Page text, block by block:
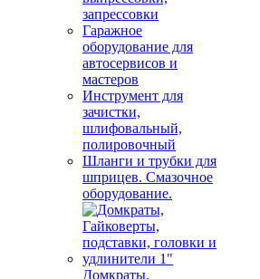
запрессовки
Гаражное
оборудование для
автосервисов и
мастеров
Инструмент для
зачистки,
шлифовальный,
полировочный
Шланги и трубки для
шприцев. Смазочное
оборудование.
Домкраты,